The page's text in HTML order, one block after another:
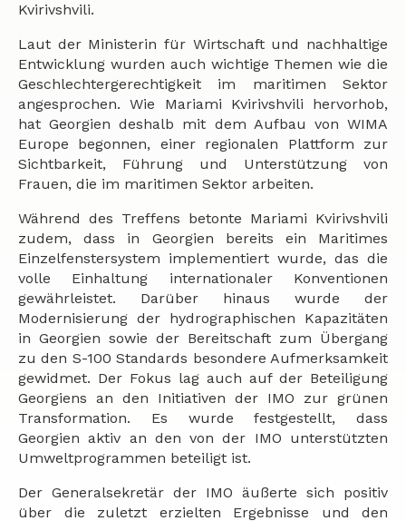
Kvirivshvili.
Laut der Ministerin für Wirtschaft und nachhaltige
Entwicklung wurden auch wichtige Themen wie die
Geschlechtergerechtigkeit im maritimen Sektor
angesprochen. Wie Mariami Kvirivshvili hervorhob,
hat Georgien deshalb mit dem Aufbau von WIMA
Europe begonnen, einer regionalen Plattform zur
Sichtbarkeit, Führung und Unterstützung von
Frauen, die im maritimen Sektor arbeiten.
Während des Treffens betonte Mariami Kvirivshvili
zudem, dass in Georgien bereits ein Maritimes
Einzelfenstersystem implementiert wurde, das die
volle Einhaltung internationaler Konventionen
gewährleistet. Darüber hinaus wurde der
Modernisierung der hydrographischen Kapazitäten
in Georgien sowie der Bereitschaft zum Übergang
zu den S-100 Standards besondere Aufmerksamkeit
gewidmet. Der Fokus lag auch auf der Beteiligung
Georgiens an den Initiativen der IMO zur grünen
Transformation. Es wurde festgestellt, dass
Georgien aktiv an den von der IMO unterstützten
Umweltprogrammen beteiligt ist.
Der Generalsekretär der IMO äußerte sich positiv
über die zuletzt erzielten Ergebnisse und den